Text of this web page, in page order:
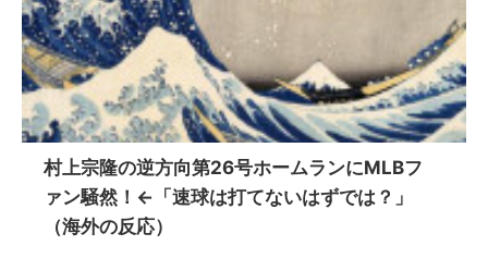
村上宗隆の逆方向第26号ホームランにMLBフ
ァン騒然！←「速球は打てないはずでは？」
（海外の反応）